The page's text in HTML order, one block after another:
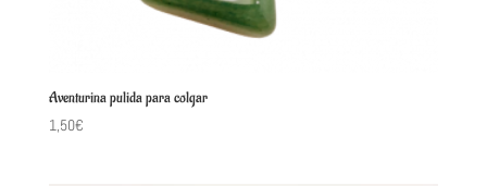
Aventurina pulida para colgar
1,50€